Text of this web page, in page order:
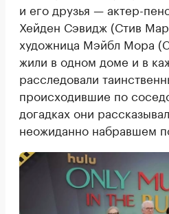
и его друзья — актер-
Хейден Сэвидж (Стив
художница Мэйбл Мора
жили в одном доме и в
расследовали
происходившие по
догадках они
неожиданно набравшем